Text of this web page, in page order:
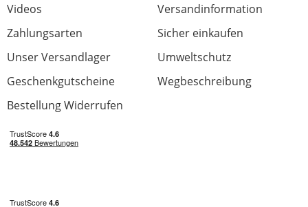
Videos
Versandinformation
Zahlungsarten
Sicher einkaufen
Unser Versandlager
Umweltschutz
Geschenkgutscheine
Wegbeschreibung
Bestellung Widerrufen